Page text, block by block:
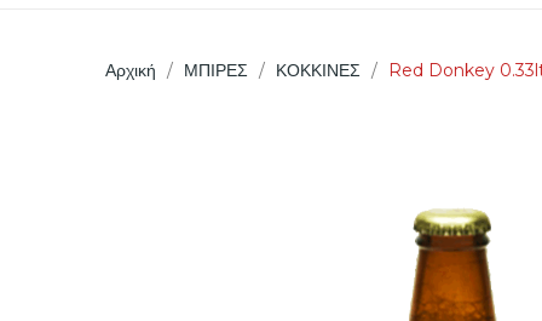
Αρχική ΜΠΙΡΕΣ ΚΟΚΚΙΝΕΣ Red Donkey